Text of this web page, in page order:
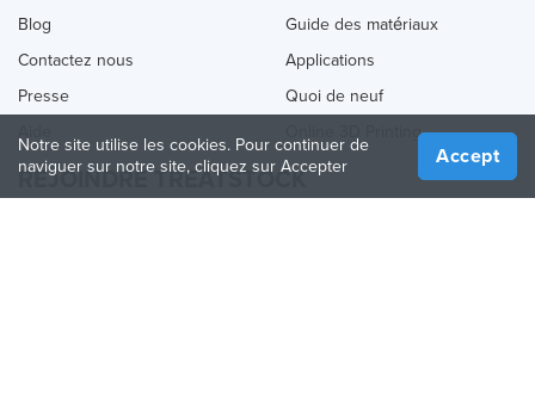
Blog
Contactez nous
Presse
Guide des matériaux
Applications
Quoi de neuf
Online 3D Printing
REJOINDRE TREATSTOCK
Notre site utilise les cookies. Pour continuer de
naviguer sur notre site, cliquez sur Accepter
Accept